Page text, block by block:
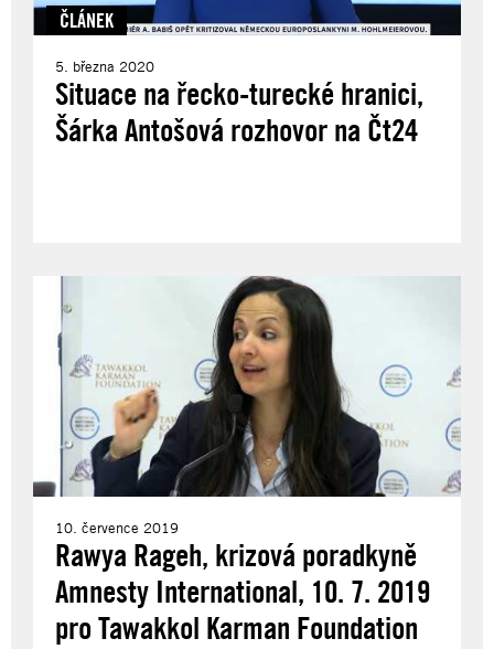
ČLÁNEK
5. března 2020
Situace na řecko-turecké hranici,
Šárka Antošová rozhovor na Čt24
10. července 2019
Rawya Rageh, krizová poradkyně
Amnesty International, 10. 7. 2019
pro Tawakkol Karman Foundation